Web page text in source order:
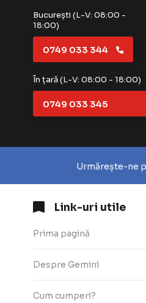
București (L-V: 08:00 -
18:00)
0749 033 344
În țară (L-V: 08:00 - 18:00)
0749 033 345
Urmărește-ne
Link-uri utile
Prima pagină
Despre Gemini
Cum cumperi?